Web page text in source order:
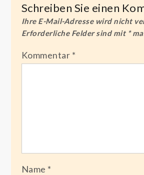
Schreiben Sie einen
Ihre E-Mail-Adresse wird nicht
Erforderliche Felder sind mit *
Kommentar *
Name *